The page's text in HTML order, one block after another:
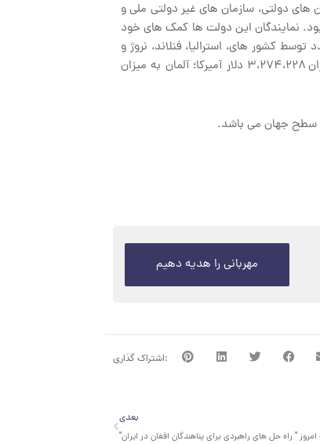
های دولتی، سازمان های غیر دولتی ملی و
بود. نمایندگان این دولت ها کمک های خود
کشور های، استرالیا، فنلاند، نروژ و
سوئد و کمک های مالی توسط کشور های استرالیا به میزان ۲۲۸،۰۹۵ دلار آمریکا ؛ دانمارک به میزان ۱،۶۲۱،۷۲۰ دلار آمریکا ؛ کمیسیون اتحادیه اروپا به میزان ۳،۲۷۴،۲۲۸ دلار آمیرکا؛ آلمان به میزان
مهربانی را هدیه دهیم
بعدی
" راه حل های راهبردی برای پناهندگان افغان در ایران"